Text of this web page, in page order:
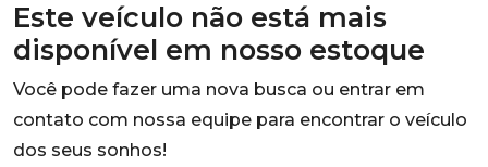
Este veículo não está mais
disponível em nosso estoque
Você pode fazer uma nova busca ou entrar em
contato com nossa equipe para encontrar o veículo
dos seus sonhos!